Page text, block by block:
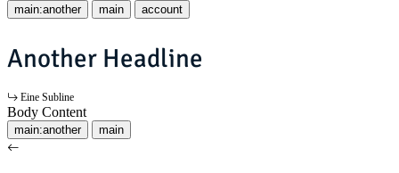
main:another main account
Another Headline
Eine Subline
Body Content
main:another main